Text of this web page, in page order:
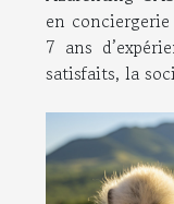
en
7 ans
satisfaits, la